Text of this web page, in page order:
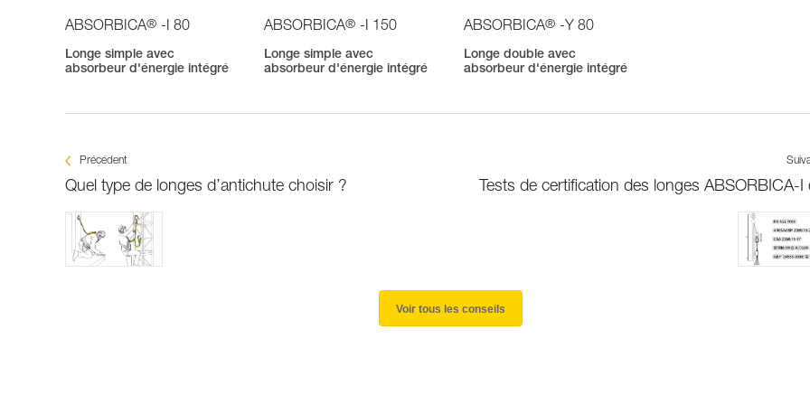
ABSORBICA® -I 80
Longe simple avec
absorbeur d'énergie intégré
ABSORBICA® -I 150
Longe simple avec
absorbeur d'énergie intégré
ABSORBICA® -Y 80
Longe double avec
absorbeur d'énergie intégré
Précédent
Quel type de longes d’antichute choisir ? Tests de certification des longes ABSORBICA-I
Voir tous les conseils